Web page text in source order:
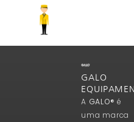
GALO
A GALO® é
uma marca